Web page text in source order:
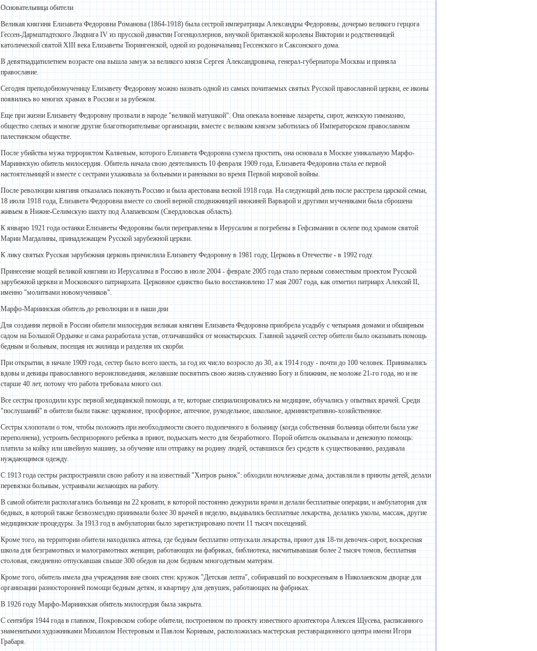
Основательница обители
Великая княгиня Елизавета Федоровна Романова (1864-1918) была сестрой императрицы Александры Федоровны, дочерью великого герцога
Гессен-Дармштадтского Людвига IV из прусской династии Гогенцоллернов, внучкой британской королевы Виктории и родственницей
католической святой XIII века Елизаветы Тюрингенской, одной из родоначальниц Гессенского и Саксонского дома.
В девятнадцатилетнем возрасте она вышла замуж за великого князя Сергея Александровича, генерал-губернатора Москвы и приняла
православие.
Сегодня преподобномученицу Елизавету Федоровну можно назвать одной из самых почитаемых святых Русской православной церкви, ее иконы
появились во многих храмах в России и за рубежом.
Еще при жизни Елизавету Федоровну прозвали в народе "великой матушкой". Она опекала военные лазареты, сирот, женскую гимназию,
общество слепых и многие другие благотворительные организации, вместе с великим князем заботилась об Императорском православном
палестинском обществе.
После убийства мужа террористом Каляевым, которого Елизавета Федоровна сумела простить, она основала в Москве уникальную Марфо-
Мариинскую обитель милосердия. Обитель начала свою деятельность 10 февраля 1909 года, Елизавета Федоровна стала ее первой
настоятельницей и вместе с сестрами ухаживала за больными и ранеными во время Первой мировой войны.
После революции княгиня отказалась покинуть Россию и была арестована весной 1918 года. На следующий день после расстрела царской семьи,
18 июля 1918 года, Елизавета Федоровна вместе со своей верной сподвижницей инокиней Варварой и другими мучениками была сброшена
живьем в Нижне-Селимскую шахту под Алапаевском (Свердловская область).
К январю 1921 года останки Елизаветы Федоровны были переправлены в Иерусалим и погребены в Гефсимании в склепе под храмом святой
Марии Магдалины, принадлежащем Русской зарубежной церкви.
К лику святых Русская зарубежная церковь причислила Елизавету Федоровну в 1981 году, Церковь в Отечестве - в 1992 году.
Принесение мощей великой княгини из Иерусалима в Россию в июле 2004 - феврале 2005 года стало первым совместным проектом Русской
зарубежной церкви и Московского патриархата. Церковное единство было восстановлено 17 мая 2007 года, как отметил патриарх Алексий II,
именно "молитвами новомучеников".
Марфо-Мариинская обитель до революции и в наши дни
Для создания первой в России обители милосердия великая княгиня Елизавета Федоровна приобрела усадьбу с четырьмя домами и обширным
садом на Большой Ордынке и сама разработала устав, отличавшийся от монастырских. Главной задачей сестер обители было оказывать помощь
бедным и больным, посещая их жилища и разделяя их скорби.
При открытии, в начале 1909 года, сестер было всего шесть, за год их число возросло до 30, а к 1914 году - почти до 100 человек. Принимались
вдовы и девицы православного вероисповедания, желавшие посвятить свою жизнь служению Богу и ближним, не моложе 21-го года, но и не
старше 40 лет, потому что работа требовала много сил.
Все сестры проходили курс первой медицинской помощи, а те, которые специализировались на медицине, обучались у опытных врачей. Среди
"послушаний" в обители были также: церковное, просфорное, аптечное, рукодельное, школьное, административно-хозяйственное.
Сестры хлопотали о том, чтобы положить при необходимости своего подопечного в больницу (когда собственная больница обители была уже
переполнена), устроить беспризорного ребенка в приют, подыскать место для безработного. Порой обитель оказывала и денежную помощь:
платила за койку или швейную машину, за обучение или отправку на родину людей, оставшихся без средств к существованию, раздавала
нуждающимся одежду.
С 1913 года сестры распространили свою работу и на известный "Хитров рынок": обходили ночлежные дома, доставляли в приюты детей, делали
перевязки больным, устраивали желающих на работу.
В самой обители располагались больница на 22 кровати, в которой постоянно дежурили врачи и делали бесплатные операции, и амбулатория для
бедных, в которой также безвозмездно принимали более 30 врачей в неделю, выдавались бесплатные лекарства, делались уколы, массаж, другие
медицинские процедуры. За 1913 год в амбулатории было зарегистрировано почти 11 тысяч посещений.
Кроме того, на территории обители находились аптека, где бедным бесплатно отпускали лекарства, приют для 18-ти девочек-сирот, воскресная
школа для безграмотных и малограмотных женщин, работающих на фабриках, библиотека, насчитывавшая более 2 тысяч томов, бесплатная
столовая, ежедневно отпускавшая свыше 300 обедов на дом бедным многодетным матерям.
Кроме того, обитель имела два учреждения вне своих стен: кружок "Детская лепта", собиравший по воскресеньям в Николаевском дворце для
организации разносторонней помощи бедным детям, и квартиру для девушек, работающих на фабриках.
В 1926 году Марфо-Мариинская обитель милосердия была закрыта.
С сентября 1944 года в главном, Покровском соборе обители, построенном по проекту известного архитектора Алексея Щусева, расписанного
знаменитыми художниками Михаилом Нестеровым и Павлом Кориным, расположилась мастерская реставрационного центра имени Игоря
Грабаря.